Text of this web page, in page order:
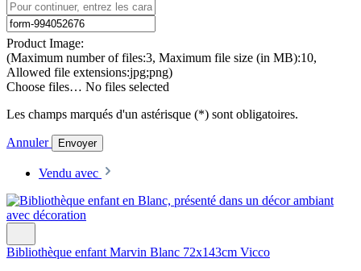
Product Image:
(Maximum number of files:3, Maximum file size (in MB):10,
Allowed file extensions:jpg;png)
Choose files… No files selected
Les champs marqués d'un astérisque (*) sont obligatoires.
Annuler Envoyer
Vendu avec
Bibliothèque enfant Marvin Blanc 72x143cm Vicco